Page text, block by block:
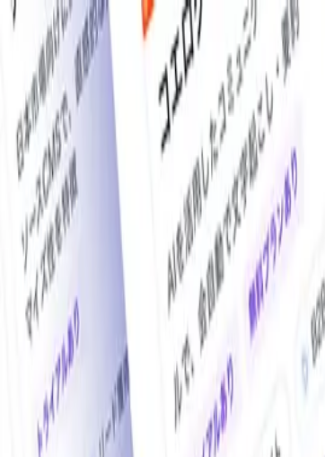
O!Product AI（オープロダクト）は、日本最大